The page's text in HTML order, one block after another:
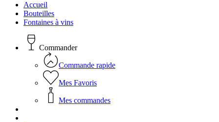
Accueil
Bouteilles
Fontaines à vins
Commander
Commande rapide
Mes Favoris
Mes commandes